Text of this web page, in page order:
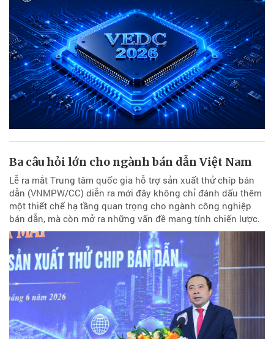
Ba câu hỏi lớn cho ngành bán dẫn Việt Nam
Lễ ra mắt Trung tâm quốc gia hỗ trợ sản xuất thử chíp bán
dẫn (VNMPW/CC) diễn ra mới đây không chỉ đánh dấu thêm
một thiết chế hạ tầng quan trọng cho ngành công nghiệp
bán dẫn, mà còn mở ra những vấn đề mang tính chiến lược.